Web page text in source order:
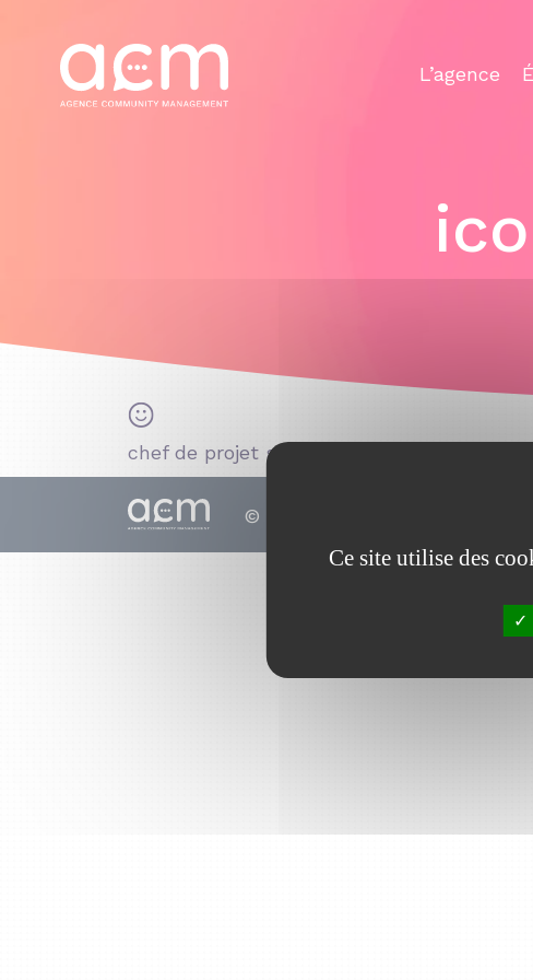
L’agence
chef de projet seo
© 2010 - 2026
Ce site utilise des